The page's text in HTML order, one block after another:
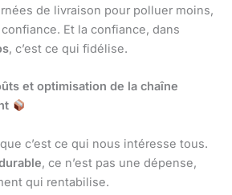
de livraison pour polluer moins,
Et la confiance, dans
, c’est ce qui fidélise.
et optimisation de la chaîne
c’est ce qui nous intéresse tous.
, ce n’est pas une dépense,
qui rentabilise.